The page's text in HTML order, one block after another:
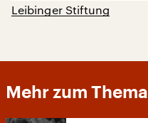
Leibinger Stiftung
Mehr zum Thema